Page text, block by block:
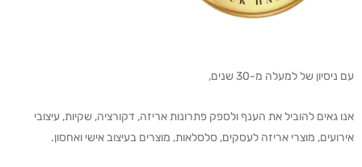
עם ניסיון של למעלה מ-30 שנים,
אנו גאים להוביל את הענף ולספק פתרונות אריזה, דקורציה, שקיות, עיצובי
אירועים, מוצרי אריזה לעסקים, סלסלאות, מוצרים בעיצוב אישי ואחסון.